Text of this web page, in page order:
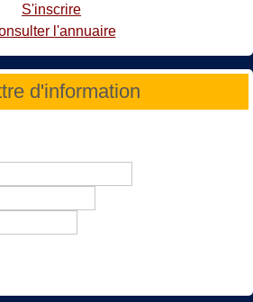
S'inscrire
l'annuaire
d'information